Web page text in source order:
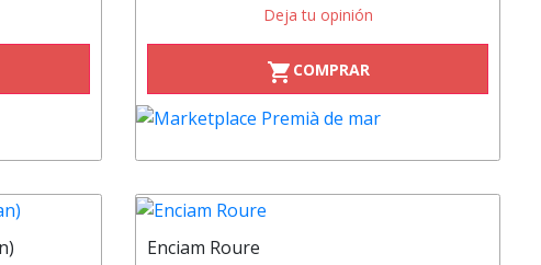
Deja tu opinión
shopping_cart COMPRAR
Enciam Roure